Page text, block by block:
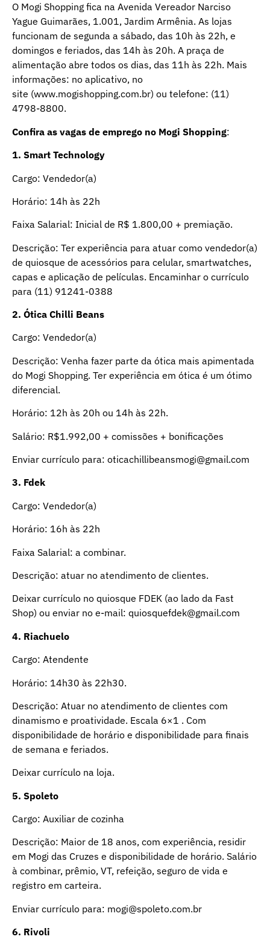
O Mogi Shopping fica na Avenida Vereador Narciso
Yague Guimarães, 1.001, Jardim Armênia. As lojas
funcionam de segunda a sábado, das 10h às 22h, e
domingos e feriados, das 14h às 20h. A praça de
alimentação abre todos os dias, das 11h às 22h. Mais
informações: no aplicativo, no
site (www.mogishopping.com.br) ou telefone: (11)
4798-8800.
Confira as vagas de emprego no Mogi Shopping:
1. Smart Technology
Cargo: Vendedor(a)
Horário: 14h às 22h
Faixa Salarial: Inicial de R$ 1.800,00 + premiação.
Descrição: Ter experiência para atuar como vendedor(a)
de quiosque de acessórios para celular, smartwatches,
capas e aplicação de películas. Encaminhar o currículo
para (11) 91241-0388
2. Ótica Chilli Beans
Cargo: Vendedor(a)
Descrição: Venha fazer parte da ótica mais apimentada
do Mogi Shopping. Ter experiência em ótica é um ótimo
diferencial.
Horário: 12h às 20h ou 14h às 22h.
Salário: R$1.992,00 + comissões + bonificações
Enviar currículo para: oticachillibeansmogi@gmail.com
3. Fdek
Cargo: Vendedor(a)
Horário: 16h às 22h
Faixa Salarial: a combinar.
Descrição: atuar no atendimento de clientes.
Deixar currículo no quiosque FDEK (ao lado da Fast
Shop) ou enviar no e-mail: quiosquefdek@gmail.com
4. Riachuelo
Cargo: Atendente
Horário: 14h30 às 22h30.
Descrição: Atuar no atendimento de clientes com
dinamismo e proatividade. Escala 6×1 . Com
disponibilidade de horário e disponibilidade para finais
de semana e feriados.
Deixar currículo na loja.
5. Spoleto
Cargo: Auxiliar de cozinha
Descrição: Maior de 18 anos, com experiência, residir
em Mogi das Cruzes e disponibilidade de horário. Salário
à combinar, prêmio, VT, refeição, seguro de vida e
registro em carteira.
Enviar currículo para: mogi@spoleto.com.br
6. Rivoli